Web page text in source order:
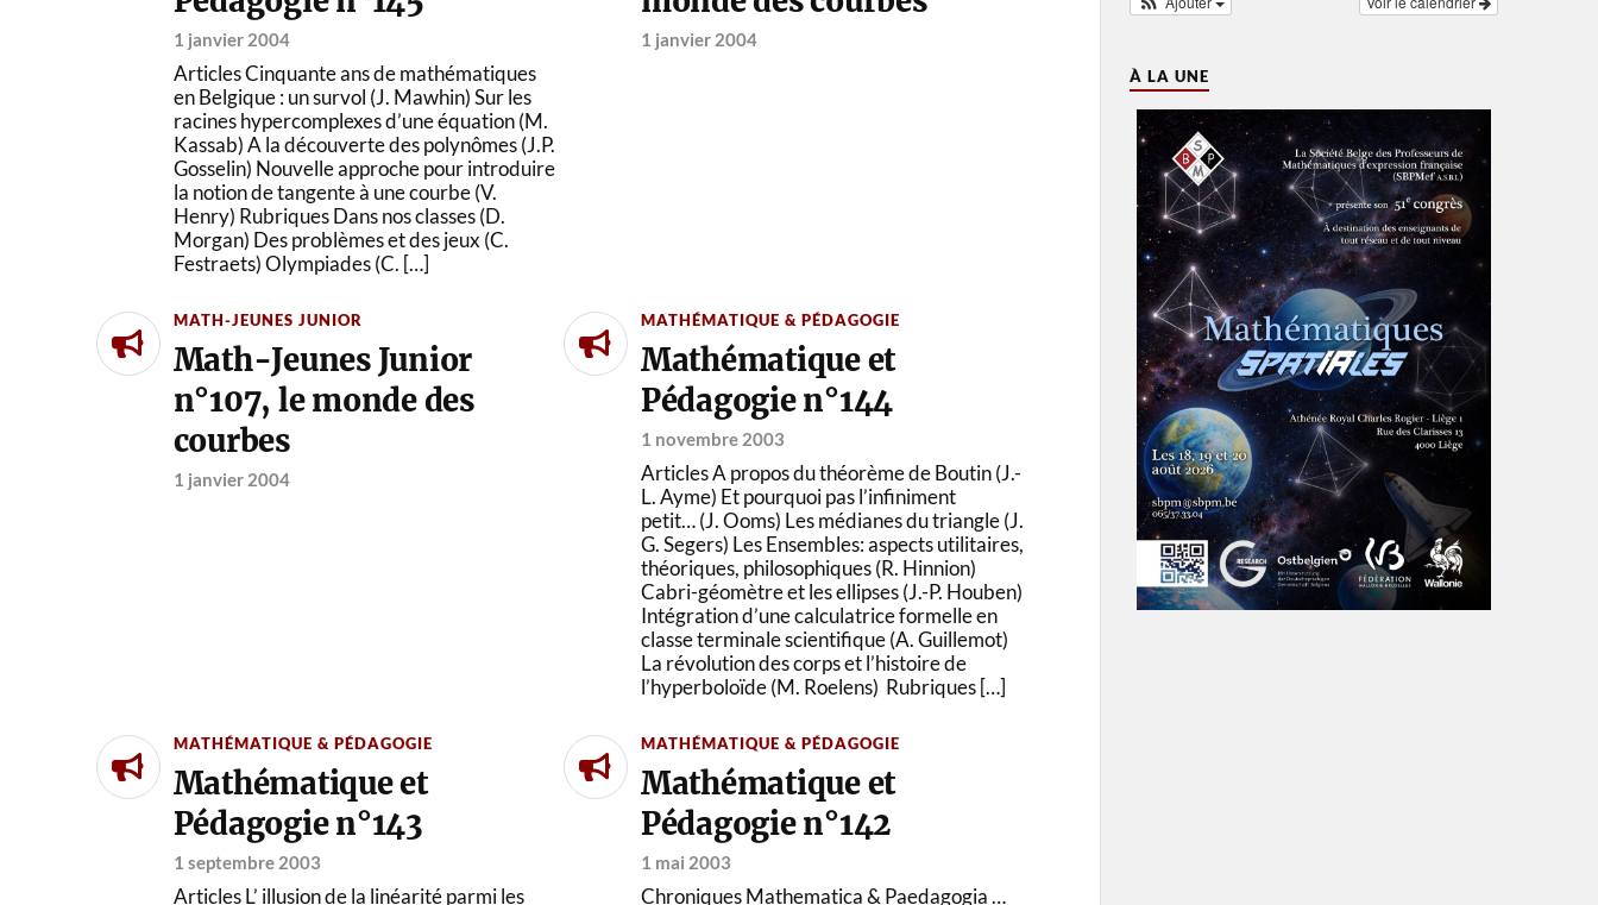
1 janvier 2004
Articles Cinquante ans de mathématiques
en Belgique : un survol (J. Mawhin) Sur les
racines hypercomplexes d’une équation (M.
Kassab) A la découverte des polynômes (J.P.
Gosselin) Nouvelle approche pour introduire
la notion de tangente à une courbe (V.
Henry) Rubriques Dans nos classes (D.
Morgan) Des problèmes et des jeux (C.
Festraets) Olympiades (C. […]
1 janvier 2004
MATH-JEUNES JUNIOR
Math-Jeunes Junior
n°107, le monde des
courbes
1 janvier 2004
MATHÉMATIQUE & PÉDAGOGIE
Mathématique et
Pédagogie n°144
1 novembre 2003
Articles A propos du théorème de Boutin (J.-
L. Ayme) Et pourquoi pas l’infiniment
petit… (J. Ooms) Les médianes du triangle (J.
G. Segers) Les Ensembles: aspects utilitaires,
théoriques, philosophiques (R. Hinnion)
Cabri-géomètre et les ellipses (J.-P. Houben)
Intégration d’une calculatrice formelle en
classe terminale scientifique (A. Guillemot)
La révolution des corps et l’histoire de
l’hyperboloïde (M. Roelens) Rubriques […]
MATHÉMATIQUE & PÉDAGOGIE
Mathématique et
Pédagogie n°143
1 septembre 2003
Articles L’ illusion de la linéarité parmi les
MATHÉMATIQUE & PÉDAGOGIE
Mathématique et
Pédagogie n°142
1 mai 2003
Chroniques Mathematica & Paedagogia …
À LA UNE